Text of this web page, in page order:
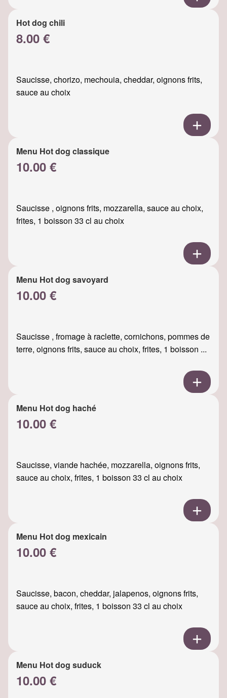
Hot dog chili
8.00 €
Saucisse, chorizo, mechouia, cheddar, oignons frits,
sauce au choix
Menu Hot dog classique
10.00 €
Saucisse , oignons frits, mozzarella, sauce au choix,
frites, 1 boisson 33 cl au choix
Menu Hot dog savoyard
10.00 €
Saucisse , fromage à raclette, cornichons, pommes de
terre, oignons frits, sauce au choix, frites, 1 boisson ...
Menu Hot dog haché
10.00 €
Saucisse, viande hachée, mozzarella, oignons frits,
sauce au choix, frites, 1 boisson 33 cl au choix
Menu Hot dog mexicain
10.00 €
Saucisse, bacon, cheddar, jalapenos, oignons frits,
sauce au choix, frites, 1 boisson 33 cl au choix
Menu Hot dog suduck
10.00 €